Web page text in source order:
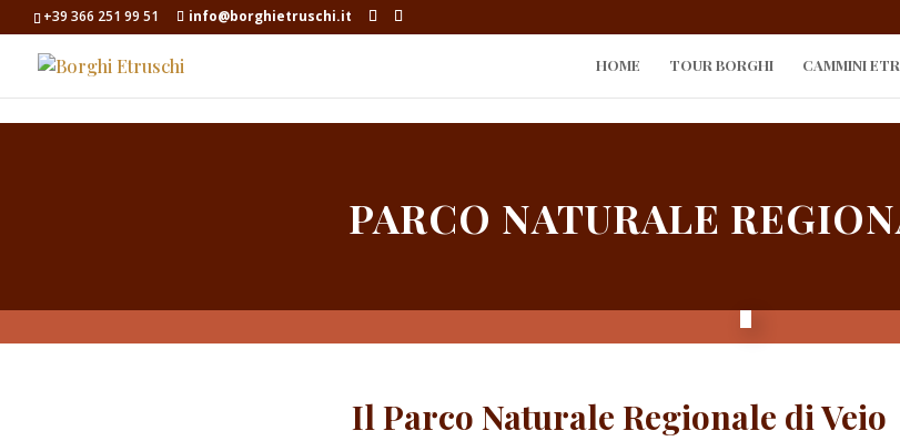
+39 366 251 99 51 info@borghietruschi.it
HOME TOUR BORGHI CAMMINI
PARCO NATURALE
Il Parco Naturale Regionale di Veio